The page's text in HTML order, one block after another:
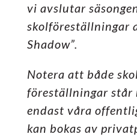
vi avslutar
skolföreställningar
Shadow”.
Notera att både
föreställningar står
endast våra
kan bokas av